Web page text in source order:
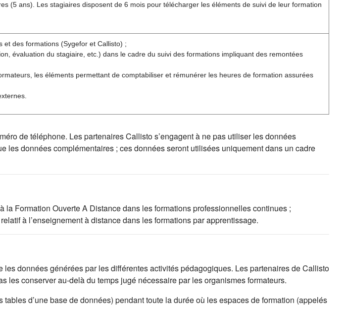
(5 ans). Les stagiaires disposent de 6 mois pour télécharger les éléments de suivi de leur formation
et des formations (Sygefor et Callisto) ;
évaluation du stagiaire, etc.) dans le cadre du suivi des formations impliquant des remontées
les éléments permettant de comptabiliser et rémunérer les heures de formation assurées
de téléphone. Les partenaires Callisto s’engagent à ne pas utiliser les données
données complémentaires ; ces données seront utilisées uniquement dans un cadre
Formation Ouverte A Distance dans les formations professionnelles continues ;
à l’enseignement à distance dans les formations par apprentissage.
données générées par les différentes activités pédagogiques. Les partenaires de Callisto
les conserver au-delà du temps jugé nécessaire par les organismes formateurs.
d’une base de données) pendant toute la durée où les espaces de formation (appelés